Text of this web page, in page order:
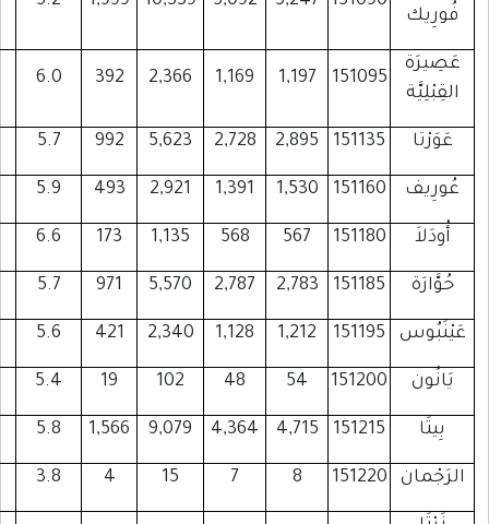
1,169
2,366
392
6.0
99
391
476
2,728
5,623
992
5.7
105
890
1,118
1,391
2,921
493
5.9
73
512
552
568
1,135
173
6.6
35
196
194
2,787
5,570
971
5.7
284
888
1,130
1,128
2,340
421
5.6
65
428
479
48
102
19
5.4
9
36
28
4,364
9,079
1,566
5.8
290
1,599
1,724
7
15
3.8
0
16
14